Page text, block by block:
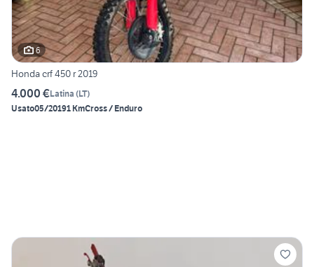
6
Honda crf 450 r 2019
4.000 €Latina (LT)
Usato05/20191 KmCross / Enduro